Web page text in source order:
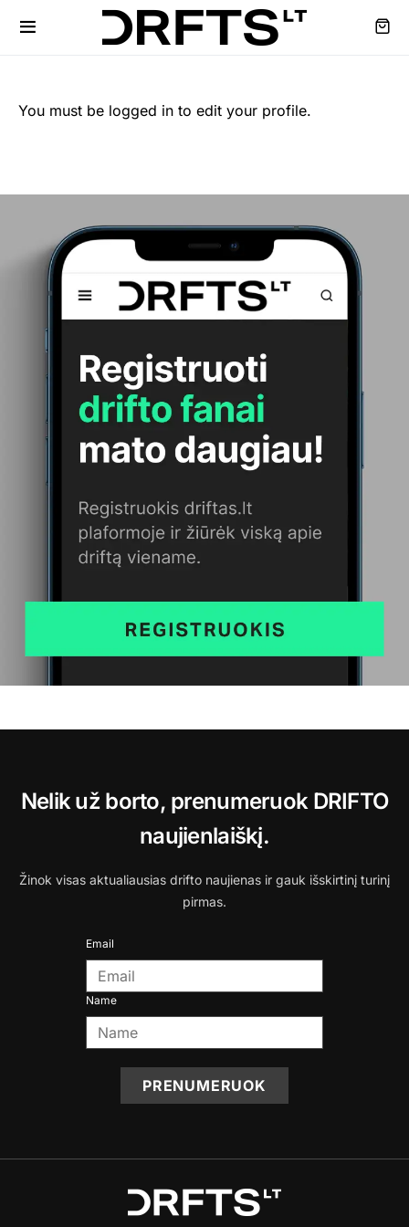
You must be logged in to edit your profile.
Nelik už borto, prenumeruok DRIFTO
naujienlaiškį.
Žinok visas aktualiausias drifto naujienas ir gauk išskirtinį turinį
pirmas.
Email
Name
PRENUMERUOK